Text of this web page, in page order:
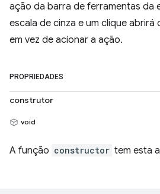
ação da barra de ferramentas da
escala de cinza e um clique
em vez de acionar a ação.
PROPRIEDADES
construtor
void
A função constructor tem esta